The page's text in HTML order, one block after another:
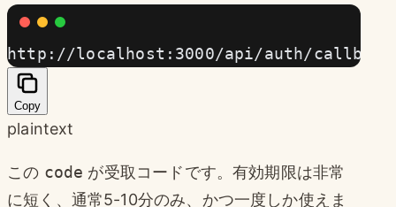
http://localhost:3000/api/auth/callback/
Copy
plaintext
この code が受取コードです。有効期限は非常
に短く、通常5-10分のみ、かつ一度しか使えま